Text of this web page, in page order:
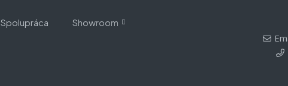
Spolupráca Showroom